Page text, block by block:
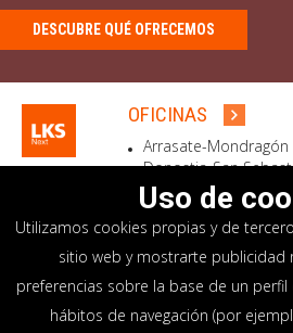
DESCUBRE QUÉ OFRECEMOS
OFICINAS
Arrasate-Mondragón
Donostia-San
Madrid
El Astillero
SEDE SOCIAL
CP 20500 GIPUZKOA –
Uso de
Utilizamos cookies propias y de
sitio web y mostrarte publicidad
preferencias sobre la base de un
hábitos de navegación (por